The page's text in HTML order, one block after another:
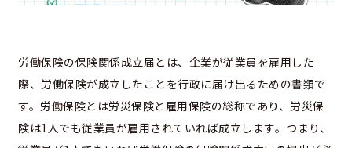
労働保険の保険関係成立届とは、企業が従業員を雇用した
際、労働保険が成立したことを行政に届け出るための書類で
す。労働保険とは労災保険と雇用保険の総称であり、労災保
険は1人でも従業員が雇用されていれば成立します。つまり、